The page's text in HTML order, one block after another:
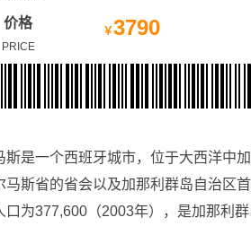
价格
PRICE
￥3790
斯是一个西班牙城市，位于大西洋中
马斯省的省会以及加那利群岛自治区首
377,600（2003年），是加那利群